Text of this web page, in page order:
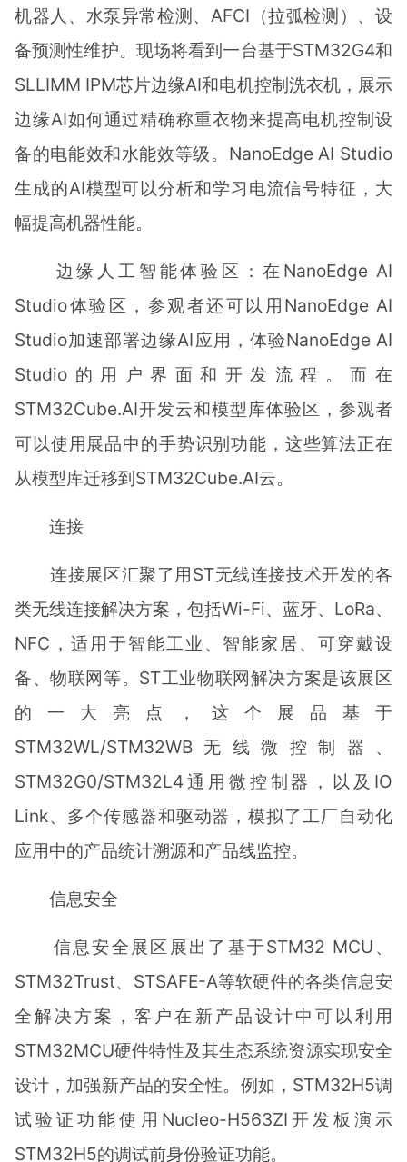
机器人、水泵异常检测、AFCI（拉弧检测）、设
备预测性维护。现场将看到一台基于STM32G4和
SLLIMM IPM芯片边缘AI和电机控制洗衣机，展示
边缘AI如何通过精确称重衣物来提高电机控制设
备的电能效和水能效等级。NanoEdge AI Studio
生成的AI模型可以分析和学习电流信号特征，大
幅提高机器性能。
边缘人工智能体验区：在NanoEdge AI
Studio体验区，参观者还可以用NanoEdge AI
Studio加速部署边缘AI应用，体验NanoEdge AI
Studio的用户界面和开发流程。而在
STM32Cube.AI开发云和模型库体验区，参观者
可以使用展品中的手势识别功能，这些算法正在
从模型库迁移到STM32Cube.AI云。
连接
连接展区汇聚了用ST无线连接技术开发的各
类无线连接解决方案，包括Wi-Fi、蓝牙、LoRa、
NFC，适用于智能工业、智能家居、可穿戴设
备、物联网等。ST工业物联网解决方案是该展区
的一大亮点，这个展品基于
STM32WL/STM32WB无线微控制器、
STM32G0/STM32L4通用微控制器，以及IO
Link、多个传感器和驱动器，模拟了工厂自动化
应用中的产品统计溯源和产品线监控。
信息安全
信息安全展区展出了基于STM32 MCU、
STM32Trust、STSAFE-A等软硬件的各类信息安
全解决方案，客户在新产品设计中可以利用
STM32MCU硬件特性及其生态系统资源实现安全
设计，加强新产品的安全性。例如，STM32H5调
试验证功能使用Nucleo-H563ZI开发板演示
STM32H5的调试前身份验证功能。